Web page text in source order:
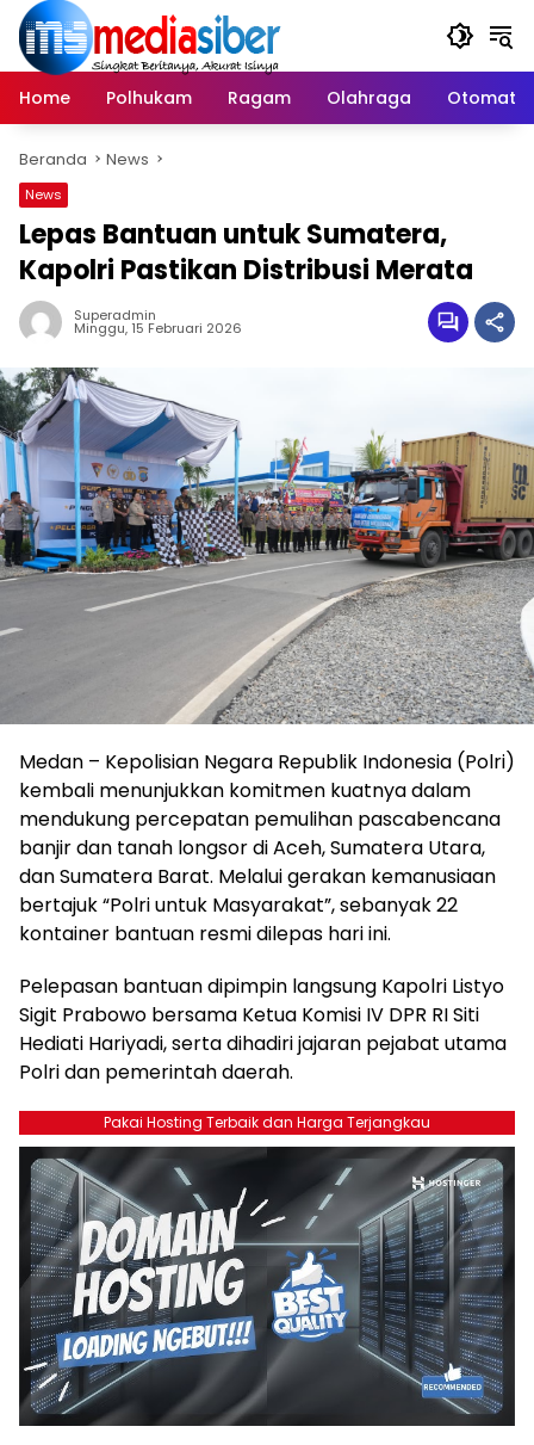
Langsung
konten
Home
Polhukam Ragam Olahraga Otomatif
Beranda News
News
Lepas Bantuan untuk Sumatera,
Kapolri Pastikan Distribusi Merata
Superadmin
Minggu, 15 Februari 2026
Medan – Kepolisian Negara Republik Indonesia (Polri)
kembali menunjukkan komitmen kuatnya dalam
mendukung percepatan pemulihan pascabencana
banjir dan tanah longsor di Aceh, Sumatera Utara,
dan Sumatera Barat. Melalui gerakan kemanusiaan
bertajuk “Polri untuk Masyarakat”, sebanyak 22
kontainer bantuan resmi dilepas hari ini.
Pelepasan bantuan dipimpin langsung Kapolri Listyo
Sigit Prabowo bersama Ketua Komisi IV DPR RI Siti
Hediati Hariyadi, serta dihadiri jajaran pejabat utama
Polri dan pemerintah daerah.
Pakai Hosting Terbaik dan Harga Terjangkau